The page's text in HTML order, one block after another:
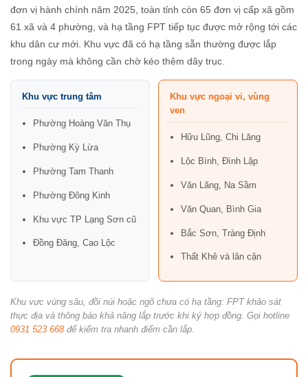
đơn vị hành chính năm 2025, toàn tỉnh còn 65 đơn vị cấp xã gồm
61 xã và 4 phường, và hạ tầng FPT tiếp tục được mở rộng tới các
khu dân cư mới. Khu vực đã có hạ tầng sẵn thường được lắp
trong ngày mà không cần chờ kéo thêm dây trục.
Khu vực trung tâm
Phường Hoàng Văn Thụ
Phường Kỳ Lừa
Phường Tam Thanh
Phường Đông Kinh
Khu vực TP Lạng Sơn cũ
Đồng Đăng, Cao Lộc
Khu vực ngoại vi, vùng
ven
Hữu Lũng, Chi Lăng
Lộc Bình, Đình Lập
Văn Lãng, Na Sầm
Văn Quan, Bình Gia
Bắc Sơn, Tràng Định
Thất Khê và lân cận
Khu vực vùng sâu, đồi núi hoặc ngõ chưa có hạ tầng: FPT khảo sát
thực địa và thông báo khả năng lắp trước khi ký hợp đồng. Gọi hotline
0931 523 668 để kiểm tra nhanh điểm cần lắp.